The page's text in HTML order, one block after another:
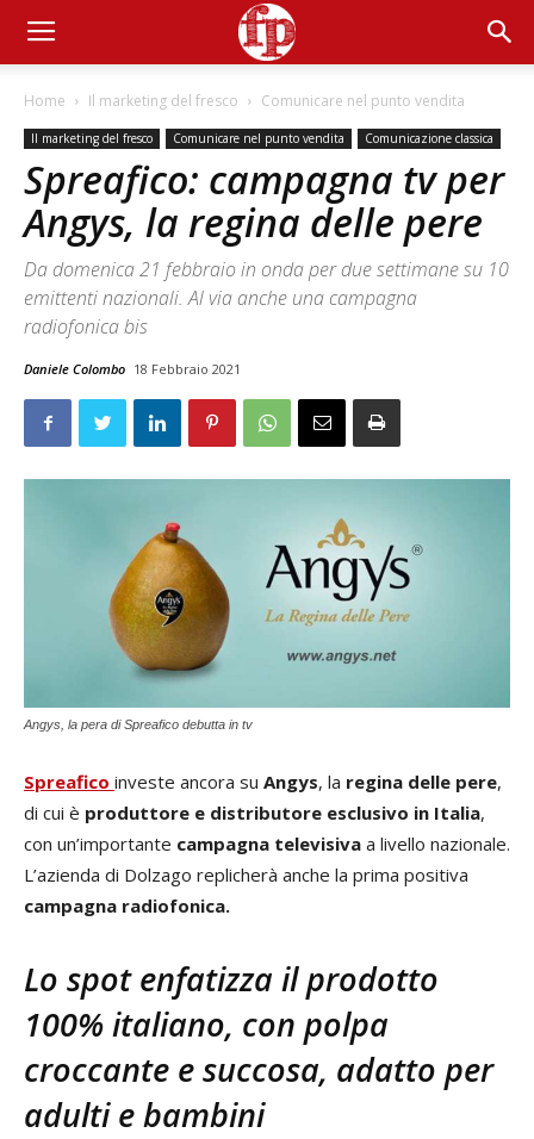
Home Il marketing del fresco Comunicare nel punto vendita
Il marketing del fresco Comunicare nel punto vendita Comunicazione classica
Spreafico: campagna tv per
Angys, la regina delle pere
Da domenica 21 febbraio in onda per due settimane su 10
emittenti nazionali. Al via anche una campagna
radiofonica bis
Daniele Colombo 18 Febbraio 2021
Angys, la pera di Spreafico debutta in tv
Spreafico investe ancora su Angys, la regina delle pere,
di cui è produttore e distributore esclusivo in Italia,
con un’importante campagna televisiva a livello nazionale.
L’azienda di Dolzago replicherà anche la prima positiva
campagna radiofonica.
Lo spot enfatizza il prodotto
100% italiano, con polpa
croccante e succosa, adatto per
adulti e bambini